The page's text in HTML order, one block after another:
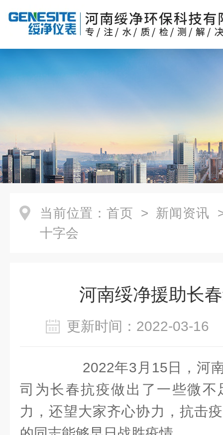
当前位置： 首页 > 新闻资讯
十字会
河南绥净援助长
更新时间：2022-03-
2022年3月15日，河南
司为长春抗疫做出了一些微不
力，还望大家齐心协力，抗击